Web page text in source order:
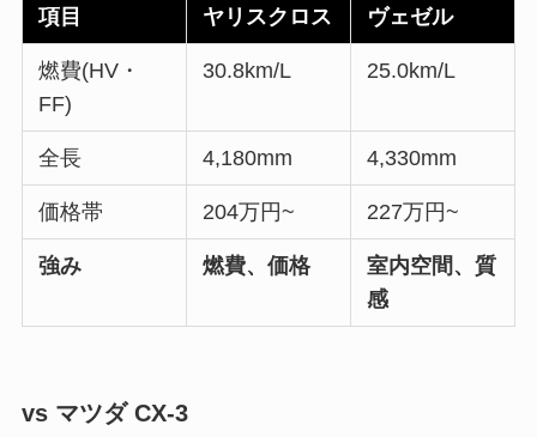
項目 ヤリスクロス ヴェゼル
燃費(HV・
FF)
30.8km/L 25.0km/L
全長 4,180mm 4,330mm
価格帯 204万円~ 227万円~
強み 燃費、価格
室内空間、質
感
vs マツダ CX-3